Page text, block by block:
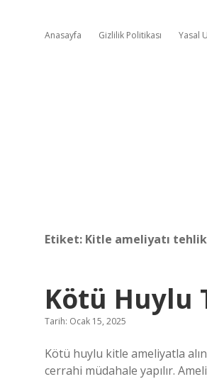
Anasayfa Gizlilik Politikası Yasal
Etiket: Kitle ameliyatı
Kötü Huylu
Tarih: Ocak 15, 2025
Kötü huylu kitle ameliyatla
cerrahi müdahale yapılır.